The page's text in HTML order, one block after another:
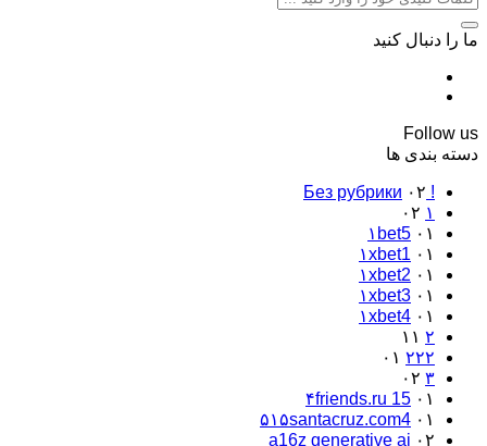
ما را دنبال کنید
Follow us
دسته بندی ها
! Без рубрики ۰۲
۱ ۰۲
۱bet5 ۰۱
۱xbet1 ۰۱
۱xbet2 ۰۱
۱xbet3 ۰۱
۱xbet4 ۰۱
۲ ۱۱
۲۲۲ ۰۱
۳ ۰۲
۴friends.ru 15 ۰۱
۵۱۵santacruz.com4 ۰۱
a16z generative ai ۰۲